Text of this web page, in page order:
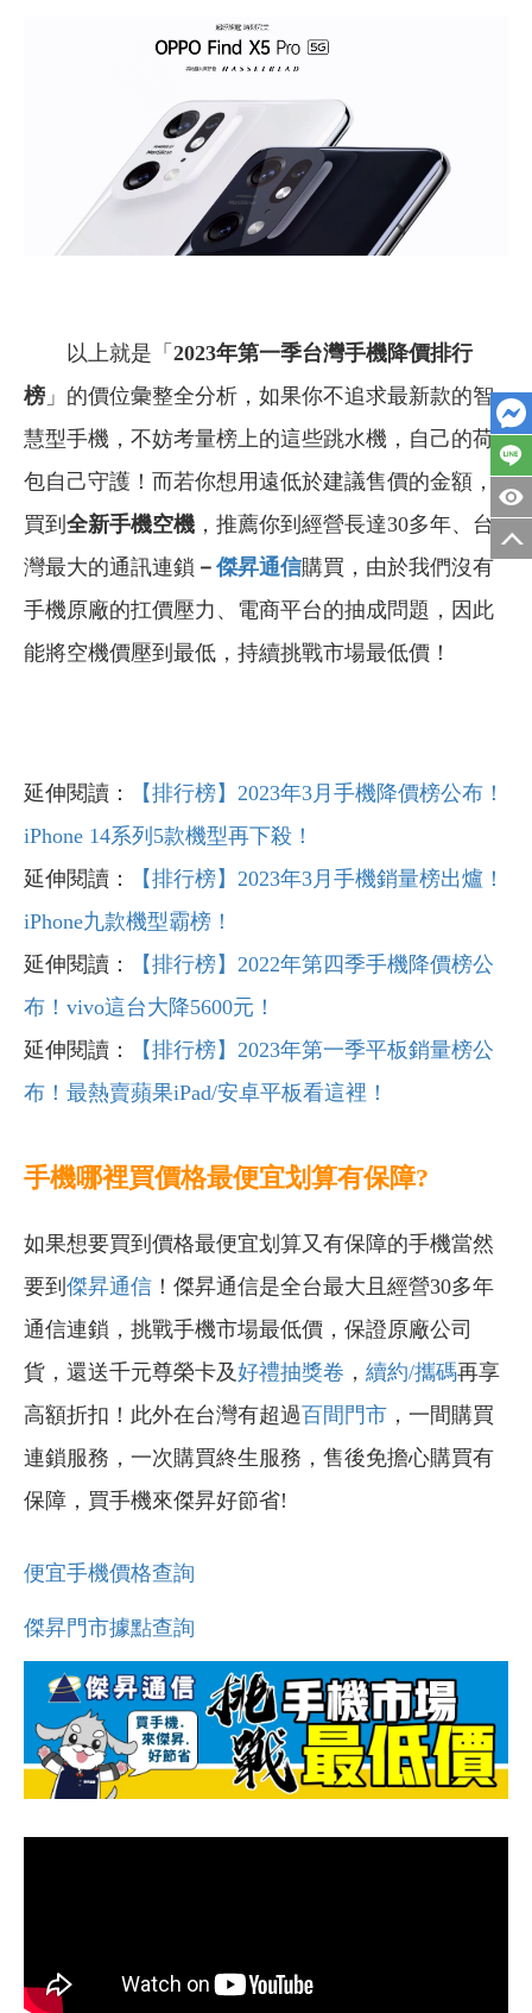
以上就是「 2023年第一季台灣手機降價排行
榜 」的價位彙整全分析，如果你不追求最新款的智
慧型手機，不妨考量榜上的這些跳水機，自己的荷
包自己守護！而若你想用遠低於建議售價的金額，
買到 全新手機空機 ，推薦你到經營長達30多年、台
灣最大的通訊連鎖 － 傑昇通信購買，由於我們沒有
手機原廠的扛價壓力、電商平台的抽成問題，因此
能將空機價壓到最低，持續挑戰市場最低價！
延伸閱讀：
【排行榜】2023年3月手機降價榜公布！
iPhone 14系列5款機型再下殺！
延伸閱讀：
【排行榜】2023年3月手機銷量榜出爐！
iPhone九款機型霸榜！
延伸閱讀：
【排行榜】2022年第四季手機降價榜公
布！vivo這台大降5600元！
延伸閱讀：
【排行榜】2023年第一季平板銷量榜公
布！最熱賣蘋果iPad/安卓平板看這裡！
手機哪裡買價格最便宜划算有保障?
如果想要買到價格最便宜划算又有保障的手機當然
要到 傑昇通信 ！傑昇通信是全台最大且經營30多年
通信連鎖，挑戰手機市場最低價，保證原廠公司
貨，還送千元尊榮卡及好禮抽獎卷 ， 續約/攜碼再享
高額折扣！此外在台灣有超過百間門市 ，一間購買
連鎖服務，一次購買終生服務，售後免擔心購買有
保障，買手機來傑昇好節省!
便宜手機價格查詢
傑昇門市據點查詢